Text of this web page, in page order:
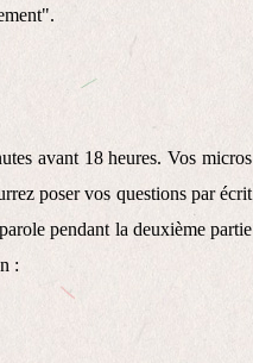
avant 18 heures. Vos micros
poser vos questions par écrit
pendant la deuxième partie
: